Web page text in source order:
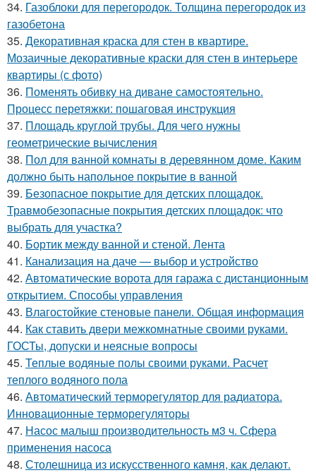
34. Газоблоки для перегородок. Толщина перегородок из
газобетона
35. Декоративная краска для стен в квартире.
Мозаичные декоративные краски для стен в интерьере
квартиры (с фото)
36. Поменять обивку на диване самостоятельно.
Процесс перетяжки: пошаговая инструкция
37. Площадь круглой трубы. Для чего нужны
геометрические вычисления
38. Пол для ванной комнаты в деревянном доме. Каким
должно быть напольное покрытие в ванной
39. Безопасное покрытие для детских площадок.
Травмобезопасные покрытия детских площадок: что
выбрать для участка?
40. Бортик между ванной и стеной. Лента
41. Канализация на даче — выбор и устройство
42. Автоматические ворота для гаража с дистанционным
открытием. Способы управления
43. Влагостойкие стеновые панели. Общая информация
44. Как ставить двери межкомнатные своими руками.
ГОСТы, допуски и неясные вопросы
45. Теплые водяные полы своими руками. Расчет
теплого водяного пола
46. Автоматический терморегулятор для радиатора.
Инновационные терморегуляторы
47. Насос малыш производительность м3 ч. Сфера
применения насоса
48. Столешница из искусственного камня, как делают.